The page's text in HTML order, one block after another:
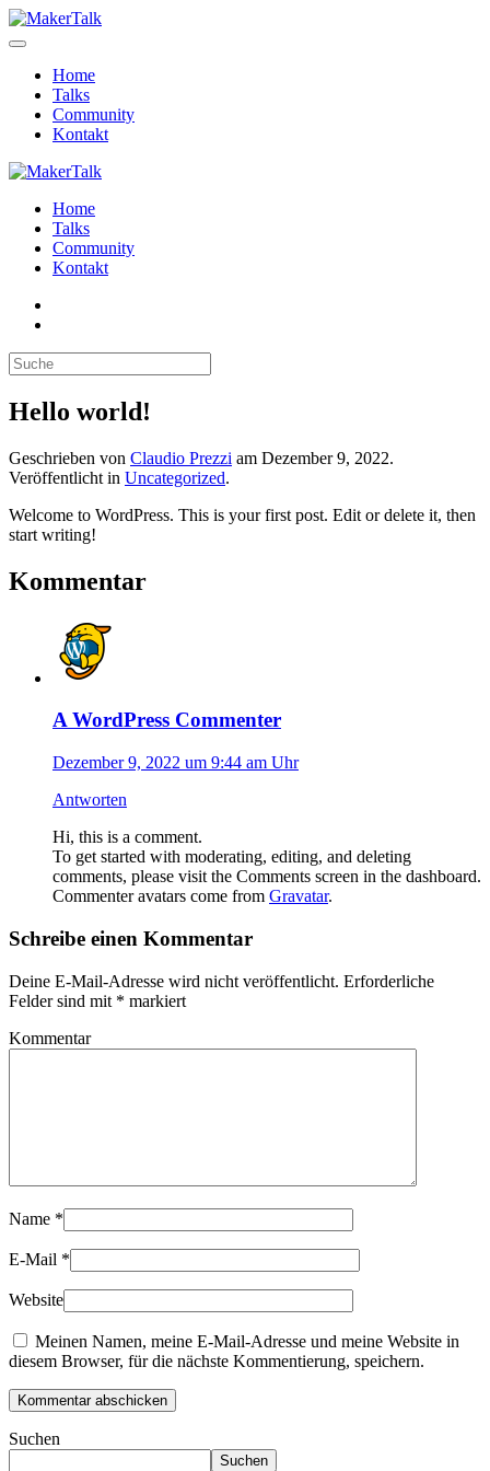
Home
Talks
Community
Kontakt
Home
Talks
Community
Kontakt
Hello world!
Geschrieben von Claudio Prezzi am Dezember 9, 2022.
Veröffentlicht in Uncategorized.
Welcome to WordPress. This is your first post. Edit or delete it, then
start writing!
Kommentar
A WordPress Commenter
Dezember 9, 2022 um 9:44 am Uhr
Antworten
Hi, this is a comment.
To get started with moderating, editing, and deleting
comments, please visit the Comments screen in the dashboard.
Commenter avatars come from Gravatar.
Schreibe einen Kommentar
Deine E-Mail-Adresse wird nicht veröffentlicht. Erforderliche
Felder sind mit * markiert
Kommentar
Name *
E-Mail *
Website
Meinen Namen, meine E-Mail-Adresse und meine Website in
diesem Browser, für die nächste Kommentierung, speichern.
Kommentar abschicken
Suchen
Suchen